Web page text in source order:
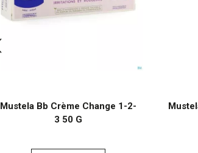
Mustela Bb Crème Change 1-2-
3 50 G